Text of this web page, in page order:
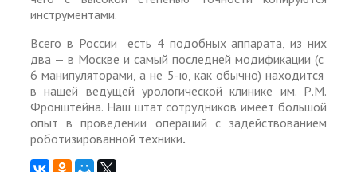
инструментами.
Всего в России есть 4 подобных аппарата, из них
два — в Москве и самый последней модификации (с
6 манипуляторами, а не 5-ю, как обычно) находится
в нашей ведущей урологической клинике им. Р.М.
Фронштейна. Наш штат сотрудников имеет большой
опыт в проведении операций с задействованием
роботизированной техники.